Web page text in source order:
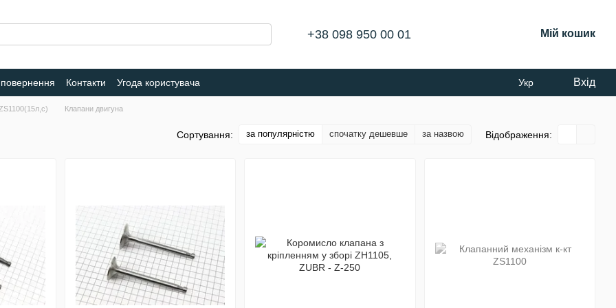
+38 098 950 00 01 Мій кошик
Контакти Угода користувача Укр Вхід
Клапани двигуна
Сортування: за популярністю спочатку дешевше за назвою Відображення: